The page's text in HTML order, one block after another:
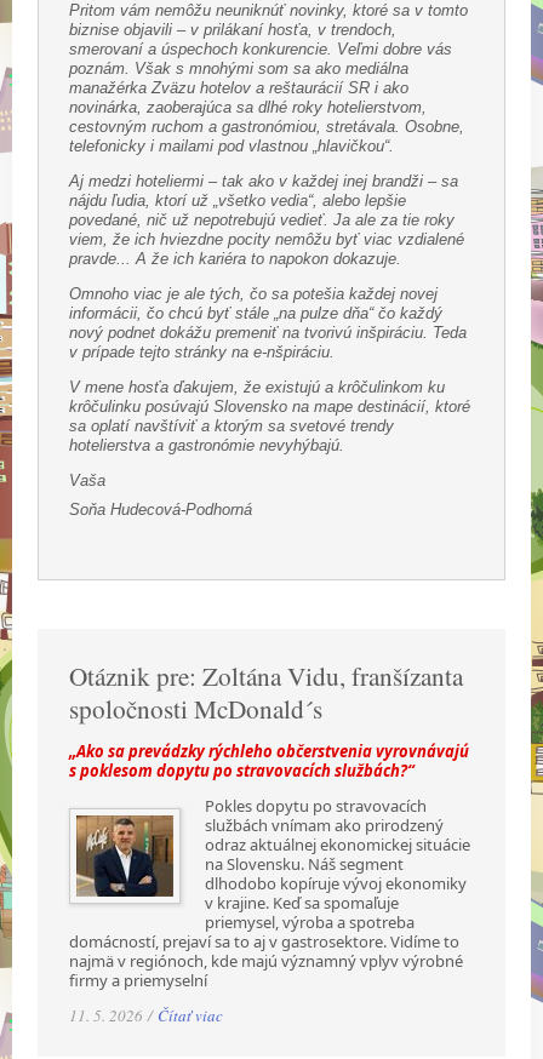
Pritom vám nemôžu neuniknúť novinky, ktoré sa v tomto
biznise objavili – v prilákaní hosťa, v trendoch,
smerovaní a úspechoch konkurencie. Veľmi dobre vás
poznám. Však s mnohými som sa ako mediálna
manažérka Zväzu hotelov a reštaurácií SR i ako
novinárka, zaoberajúca sa dlhé roky hotelierstvom,
cestovným ruchom a gastronómiou, stretávala. Osobne,
telefonicky i mailami pod vlastnou „hlavičkou“.
Aj medzi hoteliermi – tak ako v každej inej brandži – sa
nájdu ľudia, ktorí už „všetko vedia“, alebo lepšie
povedané, nič už nepotrebujú vedieť. Ja ale za tie roky
viem, že ich hviezdne pocity nemôžu byť viac vzdialené
pravde... A že ich kariéra to napokon dokazuje.
Omnoho viac je ale tých, čo sa potešia každej novej
informácii, čo chcú byť stále „na pulze dňa“ čo každý
nový podnet dokážu premeniť na tvorivú inšpiráciu. Teda
v prípade tejto stránky na e-nšpiráciu.
V mene hosťa ďakujem, že existujú a krôčulinkom ku
krôčulinku posúvajú Slovensko na mape destinácií, ktoré
sa oplatí navštíviť a ktorým sa svetové trendy
hotelierstva a gastronómie nevyhýbajú.
Vaša
Soňa Hudecová-Podhorná
Otáznik pre: Zoltána Vidu, franšízanta
spoločnosti McDonald´s
„Ako sa prevádzky rýchleho občerstvenia vyrovnávajú
s poklesom dopytu po stravovacích službách?“
Pokles dopytu po stravovacích
službách vnímam ako prirodzený
odraz aktuálnej ekonomickej situácie
na Slovensku. Náš segment
dlhodobo kopíruje vývoj ekonomiky
v krajine. Keď sa spomaľuje
priemysel, výroba a spotreba
domácností, prejaví sa to aj v gastrosektore. Vidíme to
najmä v regiónoch, kde majú významný vplyv výrobné
firmy a priemyselní
11. 5. 2026 / Čítať viac